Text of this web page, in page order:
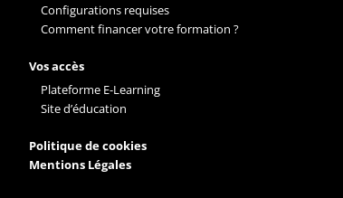
Configurations requises
Comment financer votre formation ?
Vos accès
Plateforme E-Learning
Site d’éducation
Politique de cookies
Mentions Légales